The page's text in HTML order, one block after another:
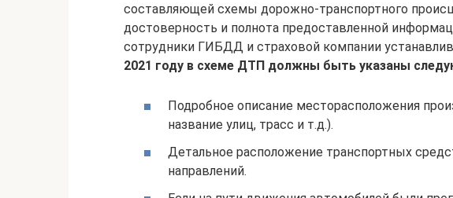
составляющей схемы дорожно-транспортного
достоверность и полнота предоставленной
сотрудники ГИБДД и страховой компании
2021 году в схеме ДТП должны быть указаны
Подробное описание месторасположения
название улиц, трасс и т.д.).
Детальное расположение транспортных
направлений.